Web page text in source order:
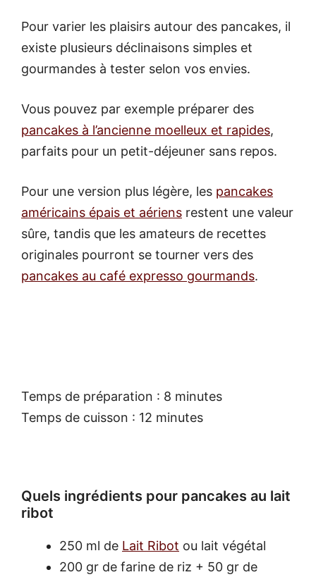
Pour varier les plaisirs autour des pancakes, il
existe plusieurs déclinaisons simples et
gourmandes à tester selon vos envies.
Vous pouvez par exemple préparer des
pancakes à l’ancienne moelleux et rapides,
parfaits pour un petit-déjeuner sans repos.
Pour une version plus légère, les pancakes
américains épais et aériens restent une valeur
sûre, tandis que les amateurs de recettes
originales pourront se tourner vers des
pancakes au café expresso gourmands.
Temps de préparation : 8 minutes
Temps de cuisson : 12 minutes
Quels ingrédients pour pancakes au lait
ribot
250 ml de Lait Ribot ou lait végétal
200 gr de farine de riz + 50 gr de